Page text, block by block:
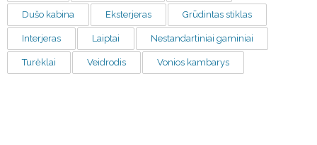
Dušo kabina Eksterjeras Grūdintas stiklas
Interjeras Laiptai Nestandartiniai gaminiai
Turėklai Veidrodis Vonios kambarys